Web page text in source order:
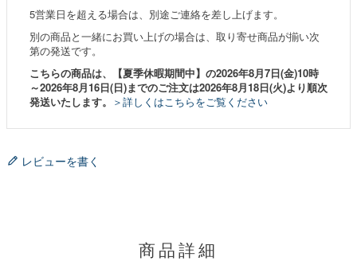
5営業日を超える場合は、別途ご連絡を差し上げます。
別の商品と一緒にお買い上げの場合は、取り寄せ商品が揃い次
第の発送です。
こちらの商品は、【夏季休暇期間中】の2026年8月7日(金)10時
～2026年8月16日(日)までのご注文は2026年8月18日(火)より順次
発送いたします。 ＞詳しくはこちらをご覧ください
レビューを書く
商品詳細